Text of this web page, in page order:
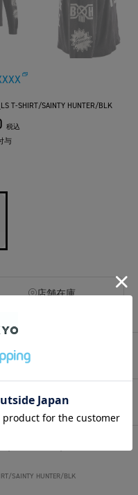
T-SHIRT/SAINTY HUNTER/BLK
税込
与
店舗在庫
SAINTY HUNTER/BLK